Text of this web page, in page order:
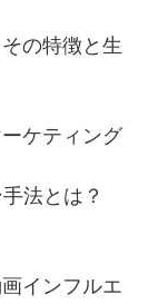
の特徴と生
ケティング
法とは？
インフルエ